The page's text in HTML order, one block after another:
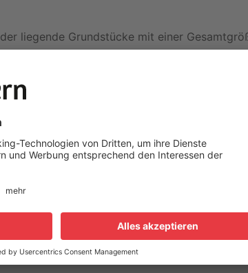
liegende Grundstücke mit einer
als Paket verkauft, denn eine
Das zweite Grundstück liegt auf dem links
Sparkasse angeboten.
1 Wohnhaus mit Carport.
sich die planungsrechtliche Zulässigkeit
Umgebung einfügen muss.
sich an der Straße.
Gegebenheiten und freue mich auf Ihre